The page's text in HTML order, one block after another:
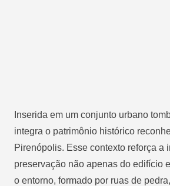
Inserida em um conjunto urbano
integra o patrimônio histórico
Pirenópolis. Esse contexto reforça a
preservação não apenas do edifício
o entorno, formado por ruas de